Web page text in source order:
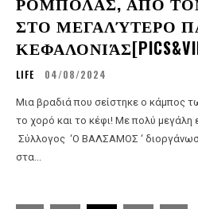
ΣΤΟ ΜΕΓΑΛΎΤΕΡΟ
LIFE 04/08/2024
Μια βραδιά που σείστηκε ο κάμπος
το χορό και το κέφι! Με πολύ μεγάλη επιτυχία ο Χορευτικός
Σύλλογος ‘Ο ΒΑΛΣΑΜΟΣ ‘
στα...